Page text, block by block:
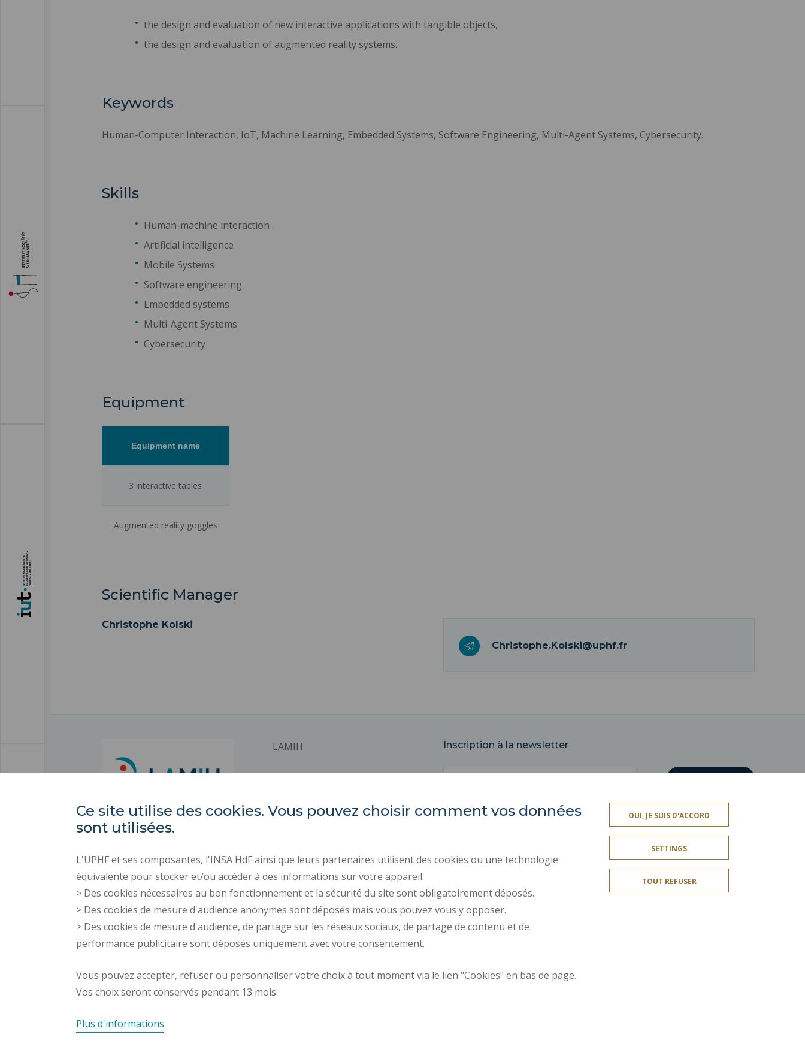
the design and evaluation of new interactive applications with tangible objects,
the design and evaluation of augmented reality systems.
Keywords
Human-Computer Interaction, IoT, Machine Learning, Embedded Systems, Software Engineering, Multi-Agent Systems, Cybersecurity.
Skills
Human-machine interaction
Artificial intelligence
Mobile Systems
Software engineering
Embedded systems
Multi-Agent Systems
Cybersecurity
Equipment
Equipment name
3 interactive tables
Augmented reality goggles
Scientific Manager
Christophe Kolski
Christophe.Kolski@uphf.fr
LAMIH
Université Polytechnique
Campus Mont Houy
59313 VALENCIENNES Cedex 9
Inscription à la newsletter
Email
LEGAL INFORMATION
CREDITS
RECRUITMENTS
PERSONAL DATA
COOKIE MANAGEMENT
Request for
Ce site utilise des cookies. Vous pouvez choisir comment vos données
sont utilisées.
L'UPHF et ses composantes, l'INSA HdF ainsi que leurs partenaires utilisent des cookies ou une technologie
équivalente pour stocker et/ou accéder à des informations sur votre appareil.
> Des cookies nécessaires au bon fonctionnement et la sécurité du site sont obligatoirement déposés.
> Des cookies de mesure d'audience anonymes sont déposés mais vous pouvez vous y opposer.
> Des cookies de mesure d'audience, de partage sur les réseaux sociaux, de partage de contenu et de
performance publicitaire sont déposés uniquement avec votre consentement.
Vous pouvez accepter, refuser ou personnaliser votre choix à tout moment via le lien "Cookies" en bas de page.
Vos choix seront conservés pendant 13 mois.
Plus d'informations
OUI, JE SUIS D'ACCORD
SETTINGS
TOUT REFUSER